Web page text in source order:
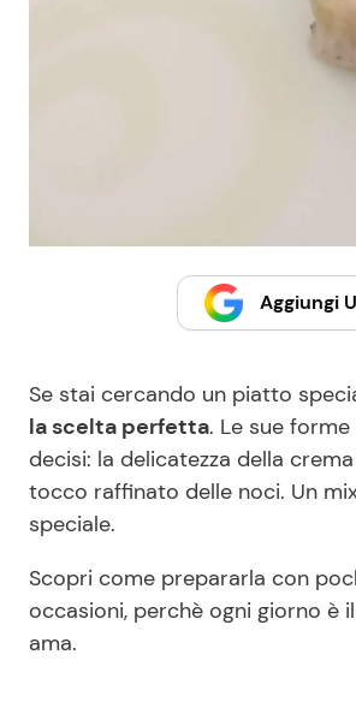
Aggiungi
Se stai cercando un piatto
la scelta perfetta. Le sue
decisi: la delicatezza della
tocco raffinato delle noci. Un
speciale.
Scopri come prepararla con
occasioni, perchè ogni giorno è
ama.